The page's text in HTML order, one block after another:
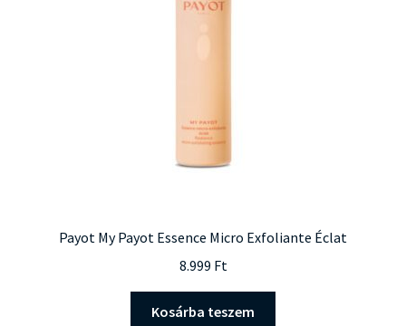
Payot My Payot Essence Micro Exfoliante Éclat
8.999 Ft
Kosárba teszem